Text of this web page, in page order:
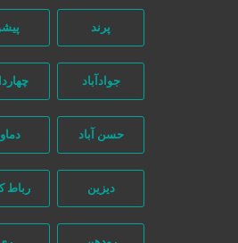
جوادآباد چهاردانگه
حسن آباد دماوند
دیزین رباط کریم
سه بعدی
ارسال رایگان